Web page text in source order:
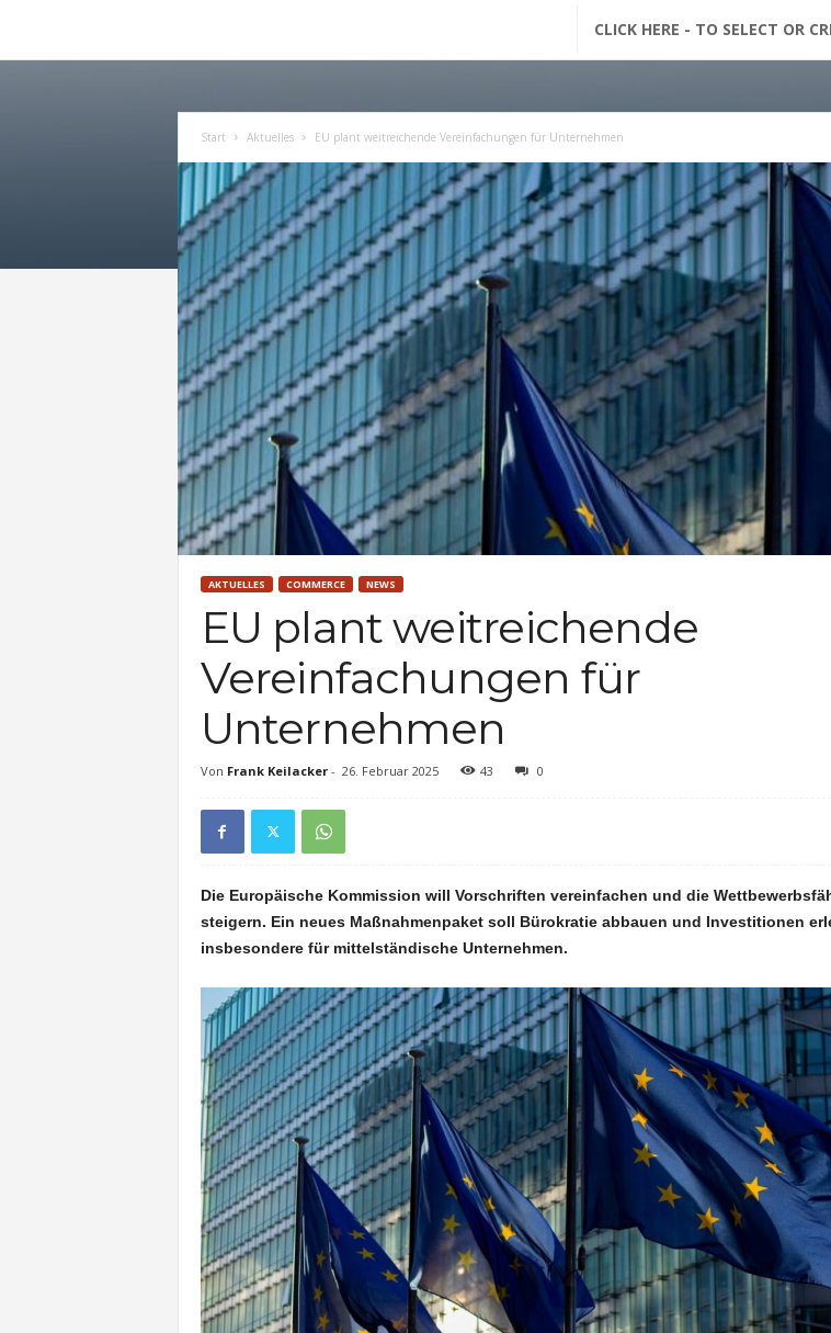
M
N
h
r
i
c
t
CLICK HERE - TO SELECT OR
Start Aktuelles EU plant weitreichende Vereinfachungen für Unternehmen
AKTUELLES COMMERCE NEWS
EU plant weitreichende
Vereinfachungen für
Unternehmen
Von Frank Keilacker- 26. Februar 2025 43 0
Die Europäische Kommission will Vorschriften vereinfachen und die
steigern. Ein neues Maßnahmenpaket soll Bürokratie abbauen und Investitionen
insbesondere für mittelständische Unternehmen.